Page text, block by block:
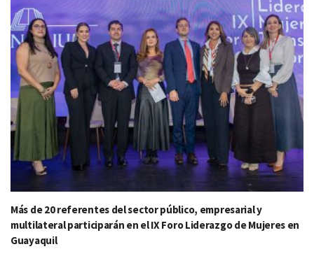
Más de 20 referentes del sector público, empresarial y
multilateral participarán en el IX Foro Liderazgo de Mujeres en
Guayaquil